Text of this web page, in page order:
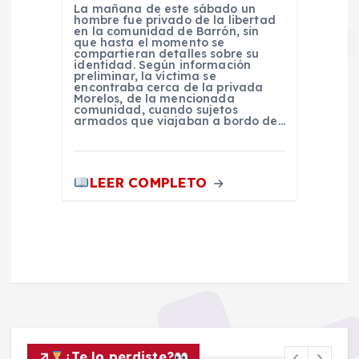
La mañana de este sábado un
hombre fue privado de la libertad
en la comunidad de Barrón, sin
que hasta el momento se
compartieran detalles sobre su
identidad. Según información
preliminar, la víctima se
encontraba cerca de la privada
Morelos, de la mencionada
comunidad, cuando sujetos
armados que viajaban a bordo de…
LEER COMPLETO